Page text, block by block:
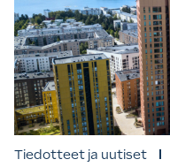
Tiedotteet ja uutiset